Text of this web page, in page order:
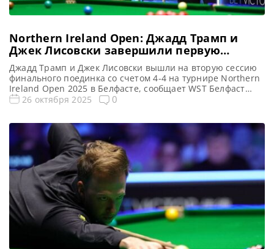
Northern Ireland Open: Джадд Трамп и
Джек Лисовски завершили первую
сессию финала вничью 4-4
Джадд Трамп и Джек Лисовски вышли на вторую сессию
финального поединка со счетом 4-4 на турнире Northern
Ireland Open 2025 в Белфасте, сообщает WST Белфаст
стал свидетелем напряженной ничьей 4-4 между
седьмом фрейме Лисовски честно признался, что сфолил,
когда был […]
26 октября 2025 0